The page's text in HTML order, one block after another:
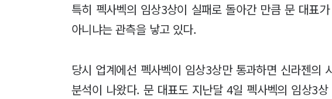
특히 펙사벡의 임상3상이 실패로 돌아간 만큼 문 대표
아니냐는 관측을 낳고 있다.
당시 업계에선 펙사벡이 임상3상만 통과하면 신라젠의
분석이 나왔다. 문 대표도 지난달 4일 펙사벡의 임상3